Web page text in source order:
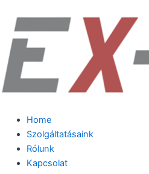
content
Home
Szolgáltatásaink
Rólunk
Kapcsolat